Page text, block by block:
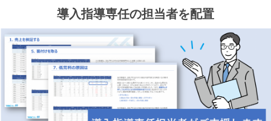
導入指導専任の担当者を配置